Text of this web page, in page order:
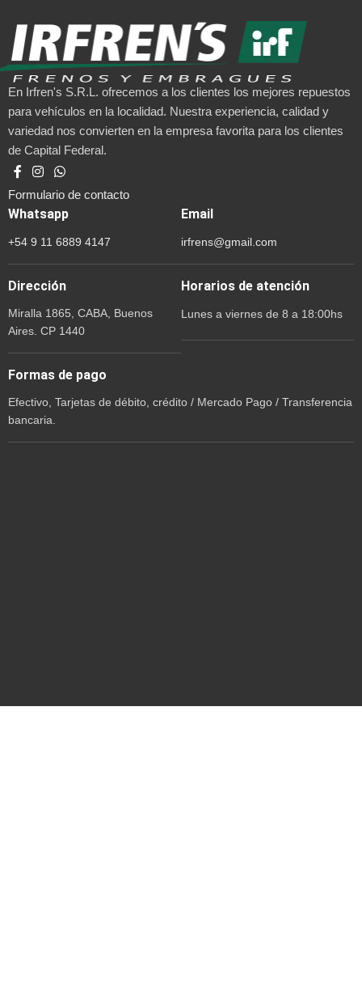
En Irfren's S.R.L. ofrecemos a los clientes los mejores repuestos
para vehículos en la localidad. Nuestra experiencia, calidad y
variedad nos convierten en la empresa favorita para los clientes
de Capital Federal.
Formulario de contacto
Whatsapp
+54 9 11 6889 4147
Email
irfrens@gmail.com
Dirección
Miralla 1865, CABA, Buenos
Aires. CP 1440
Horarios de atención
Lunes a viernes de 8 a 18:00hs
Formas de pago
Efectivo, Tarjetas de débito, crédito / Mercado Pago / Transferencia
bancaria.